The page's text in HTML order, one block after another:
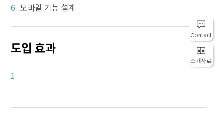
Contact
소개자료
6 모바일 기능 설계
도입 효과
1